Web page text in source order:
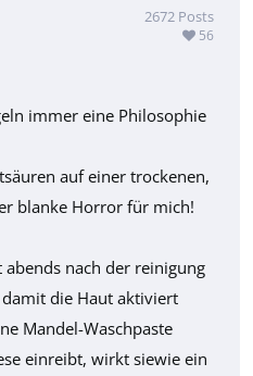
2672 Posts
56
immer eine Philosophie
auf einer trockenen,
blanke Horror für mich!
nach der reinigung
die Haut aktiviert
Mandel-Waschpaste
einreibt, wirkt siewie ein